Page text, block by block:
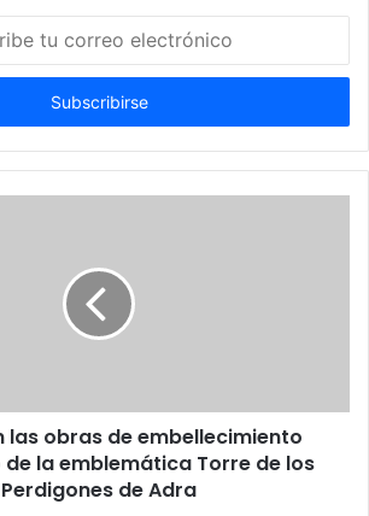
las obras de embellecimiento
la emblemática Torre de los
Perdigones de Adra